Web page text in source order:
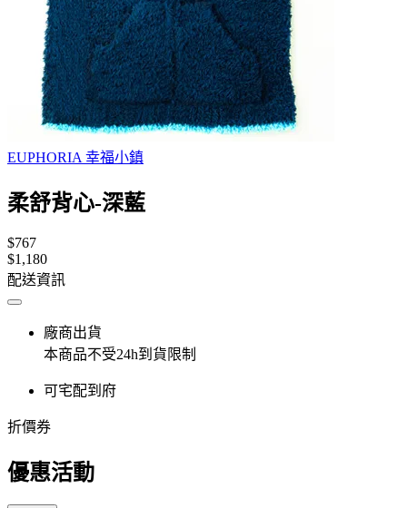
EUPHORIA 幸福小鎮
柔舒背心-深藍
$767
$1,180
配送資訊
廠商出貨
本商品不受24h到貨限制
可宅配到府
折價券
優惠活動